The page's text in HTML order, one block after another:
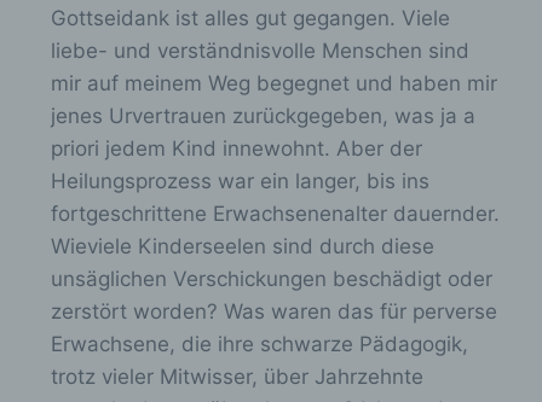
Gottseidank ist alles gut gegangen. Viele
liebe- und verständnisvolle Menschen sind
mir auf meinem Weg begegnet und haben mir
jenes Urvertrauen zurückgegeben, was ja a
priori jedem Kind innewohnt. Aber der
Heilungsprozess war ein langer, bis ins
fortgeschrittene Erwachsenenalter dauernder.
Wieviele Kinderseelen sind durch diese
unsäglichen Verschickungen beschädigt oder
zerstört worden? Was waren das für perverse
Erwachsene, die ihre schwarze Pädagogik,
trotz vieler Mitwisser, über Jahrzehnte
g) Verantwortlicher oder für die
Verarbeitung Verantwortlicher
Verantwortlicher oder für die Verarbeitung
Verantwortlicher ist die natürliche oder
juristische Person, Behörde, Einrichtung
oder andere Stelle, die allein oder
gemeinsam mit anderen über die Zwecke
und Mittel der Verarbeitung von
personenbezogenen Daten entscheidet. Sind
die Zwecke und Mittel dieser Verarbeitung
durch das Unionsrecht oder das Recht der
Mitgliedstaaten vorgegeben, so kann der
Verantwortliche beziehungsweise können die